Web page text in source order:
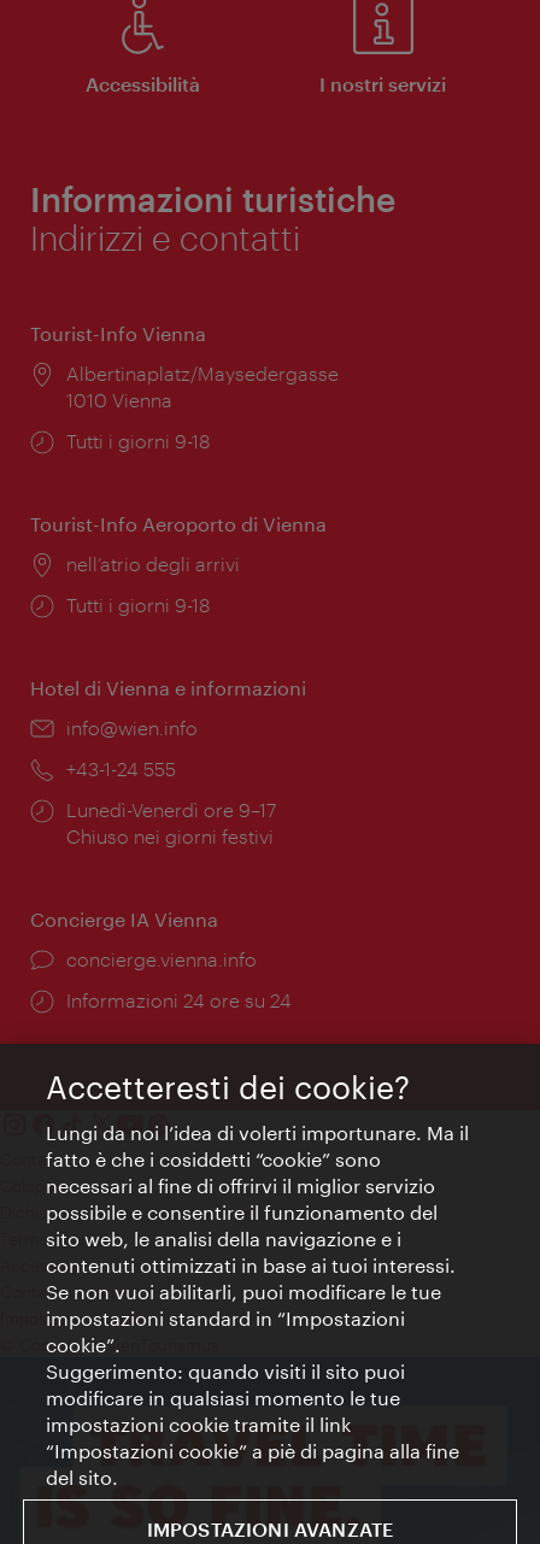
Accessibilità I nostri servizi
Informazioni turistiche
Indirizzi e contatti
Tourist-Info Vienna
Posizione:
Albertinaplatz/Maysedergasse
1010 Vienna
Orari
Tutti i giorni 9-18
Tourist-Info Aeroporto di Vienna
Posizione:
nell’atrio degli arrivi
Orari
Tutti i giorni 9-18
Hotel di Vienna e informazioni
Email:
info@wien.info
Telefono:
+43-1-24 555
Orari
di
Lunedì-Venerdì ore 9–17
Chiuso nei giorni festivi
Concierge IA Vienna
Ort:
concierge.vienna.info
Öffnungszeiten:
Informazioni 24 ore su 24
Contatti
Colophon
Dichiarazione sulla protezione dei dati
Terms of Use
Accessibilità
Contatto stampa
Impostazioni cookie
© Copyright WienTourismus
Accetteresti dei cookie?
Lungi da noi l’idea di volerti importunare. Ma il
fatto è che i cosiddetti “cookie” sono
necessari al fine di offrirvi il miglior servizio
possibile e consentire il funzionamento del
sito web, le analisi della navigazione e i
contenuti ottimizzati in base ai tuoi interessi.
Se non vuoi abilitarli, puoi modificare le tue
impostazioni standard in “Impostazioni
cookie”.
Suggerimento: quando visiti il sito puoi
modificare in qualsiasi momento le tue
impostazioni cookie tramite il link
“Impostazioni cookie” a piè di pagina alla fine
del sito.
IMPOSTAZIONI AVANZATE